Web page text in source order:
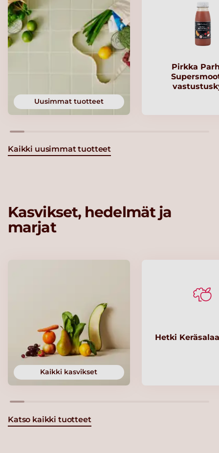
Uusimmat tuotteet
Pirkka
Kaikki uusimmat tuotteet
Kasvikset, hedelmät ja
marjat
Kaikki kasvikset
Hetki
Katso kaikki tuotteet